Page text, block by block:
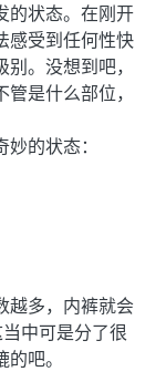
的状态。在刚开
感受到任何性快
。没想到吧，
是什么部位，
的状态：
越多，内裤就会
中可是分了很
吧。